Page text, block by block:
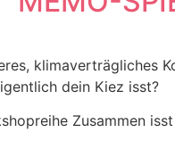
klimaverträgliches
dein Kiez isst?
Zusammen